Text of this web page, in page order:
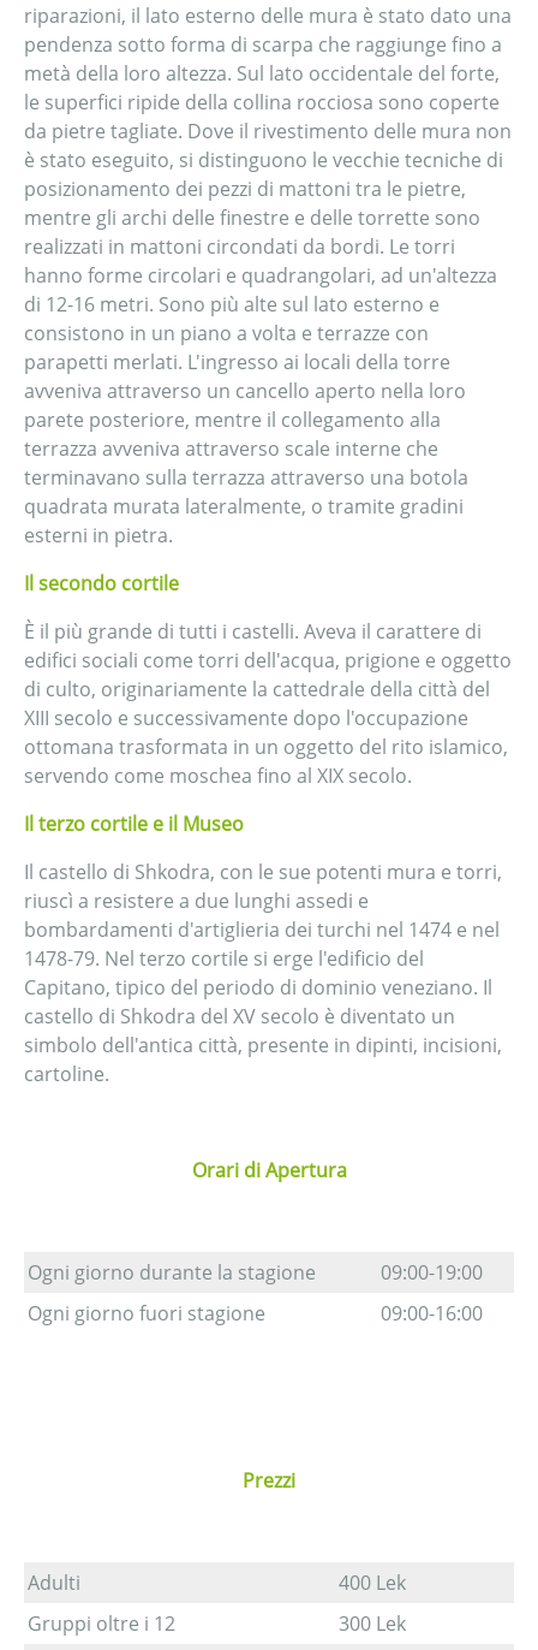
riparazioni, il lato esterno delle mura è stato dato una
pendenza sotto forma di scarpa che raggiunge fino a
metà della loro altezza. Sul lato occidentale del forte,
le superfici ripide della collina rocciosa sono coperte
da pietre tagliate. Dove il rivestimento delle mura non
è stato eseguito, si distinguono le vecchie tecniche di
posizionamento dei pezzi di mattoni tra le pietre,
mentre gli archi delle finestre e delle torrette sono
realizzati in mattoni circondati da bordi. Le torri
hanno forme circolari e quadrangolari, ad un'altezza
di 12-16 metri. Sono più alte sul lato esterno e
consistono in un piano a volta e terrazze con
parapetti merlati. L'ingresso ai locali della torre
avveniva attraverso un cancello aperto nella loro
parete posteriore, mentre il collegamento alla
terrazza avveniva attraverso scale interne che
terminavano sulla terrazza attraverso una botola
quadrata murata lateralmente, o tramite gradini
esterni in pietra.
Il secondo cortile
È il più grande di tutti i castelli. Aveva il carattere di
edifici sociali come torri dell'acqua, prigione e oggetto
di culto, originariamente la cattedrale della città del
XIII secolo e successivamente dopo l'occupazione
ottomana trasformata in un oggetto del rito islamico,
servendo come moschea fino al XIX secolo.
Il terzo cortile e il Museo
Il castello di Shkodra, con le sue potenti mura e torri,
riuscì a resistere a due lunghi assedi e
bombardamenti d'artiglieria dei turchi nel 1474 e nel
1478-79. Nel terzo cortile si erge l'edificio del
Capitano, tipico del periodo di dominio veneziano. Il
castello di Shkodra del XV secolo è diventato un
simbolo dell'antica città, presente in dipinti, incisioni,
cartoline.
Orari di Apertura
Ogni giorno durante la stagione
09:00-19:00
Ogni giorno fuori stagione
09:00-16:00
Prezzi
Adulti
400 Lek
Gruppi oltre i 12
300 Lek